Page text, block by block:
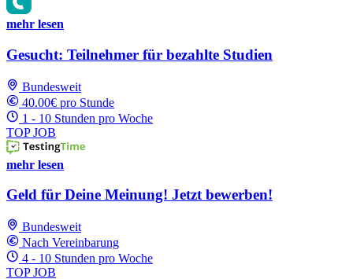
mehr lesen
Gesucht: Teilnehmer für bezahlte Studien
Bundesweit
40.00€ pro Stunde
1 - 10 Stunden pro Woche
TOP JOB
mehr lesen
Geld für Deine Meinung! Jetzt bewerben!
Bundesweit
Nach Vereinbarung
4 - 10 Stunden pro Woche
TOP JOB